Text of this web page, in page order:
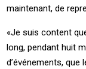
maintenant, de
«Je suis content
long, pendant huit
d’événements,